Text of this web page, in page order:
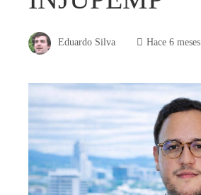
Eduardo Silva Hace 6 meses